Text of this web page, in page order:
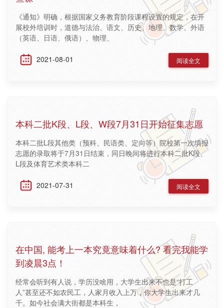
《通知》明确，根据国家义务教育阶段课程设置的规定，在开
展校外培训时，道德与法治、语文、历史、地理、数学、外语
（英语、日语、俄语）、物理、
2021-08-01 阅读全文
本科二批K段、L段、W段7月31日开始征集志愿
本科二批L段其他类（预科、民语类、定向等）院校第一次填报
志愿的录取将于7月31日结束，同日晚间将进行本科二批K段、
L段及体育艺术类本科二
2021-07-31 阅读全文
在中国, 能考上一本究竟意味着什么? 看完我能学
到凌晨3点！
经常会听到有人说，学历没啥用，大学生出来不也是“打工
人”甚至还不如农民工，人家月收入上万，你大学生出来才几
千。如今社会满大街都是本科生，